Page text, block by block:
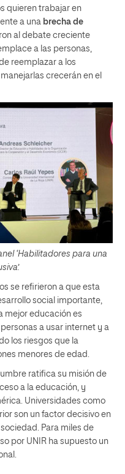
quieren trabajar en
a una brecha de
al debate creciente
a las personas,
reemplazar a los
crecerán en el
‘Habilitadores para una
se refirieron a que esta
social importante,
mejor educación es
a usar internet y a
los riesgos que la
menores de edad.
ratifica su misión de
a la educación, y
Universidades como
son un factor decisivo en
Para miles de
por UNIR ha supuesto un